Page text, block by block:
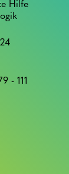
Hilfe
- 111